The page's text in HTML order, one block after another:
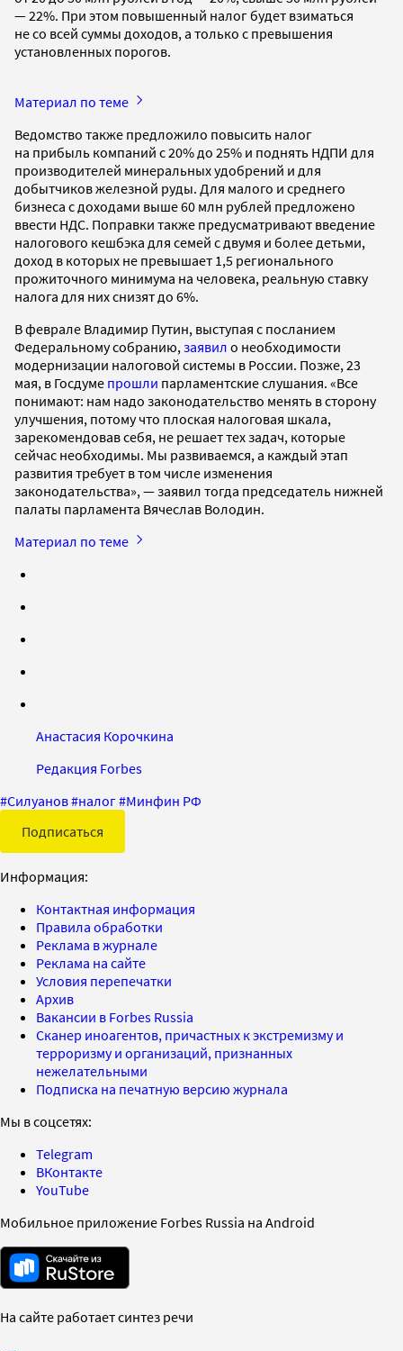
— 22%. При этом повышенный налог будет взиматься
не со всей суммы доходов, а только с превышения
установленных порогов.
Материал по теме
Ведомство также предложило повысить налог
на прибыль компаний с 20% до 25% и поднять НДПИ для
производителей минеральных удобрений и для
добытчиков железной руды. Для малого и среднего
бизнеса с доходами выше 60 млн рублей предложено
ввести НДС. Поправки также предусматривают введение
налогового кешбэка для семей с двумя и более детьми,
доход в которых не превышает 1,5 регионального
прожиточного минимума на человека, реальную ставку
налога для них снизят до 6%.
В феврале Владимир Путин, выступая с посланием
Федеральному собранию, заявил о необходимости
модернизации налоговой системы в России. Позже, 23
мая, в Госдуме прошли парламентские слушания. «Все
понимают: нам надо законодательство менять в сторону
улучшения, потому что плоская налоговая шкала,
зарекомендовав себя, не решает тех задач, которые
сейчас необходимы. Мы развиваемся, а каждый этап
развития требует в том числе изменения
законодательства», — заявил тогда председатель нижней
палаты парламента Вячеслав Володин.
Материал по теме
Анастасия Корочкина
Редакция Forbes
#Силуанов#налог#Минфин РФ
Подписаться
Информация:
Контактная информация
Правила обработки
Реклама в журнале
Реклама на сайте
Условия перепечатки
Архив
Вакансии в Forbes Russia
Сканер иноагентов, причастных к экстремизму и
терроризму и организаций, признанных
нежелательными
Подписка на печатную версию журнала
Мы в соцсетях:
Telegram
ВКонтакте
YouTube
Мобильное приложение Forbes Russia на Android
На сайте работает синтез речи